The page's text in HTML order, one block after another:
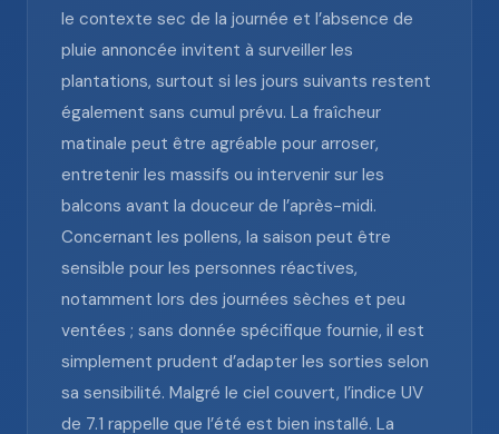
le contexte sec de la journée et l’absence de
pluie annoncée invitent à surveiller les
plantations, surtout si les jours suivants restent
également sans cumul prévu. La fraîcheur
matinale peut être agréable pour arroser,
entretenir les massifs ou intervenir sur les
balcons avant la douceur de l’après-midi.
Concernant les pollens, la saison peut être
sensible pour les personnes réactives,
notamment lors des journées sèches et peu
ventées ; sans donnée spécifique fournie, il est
simplement prudent d’adapter les sorties selon
sa sensibilité. Malgré le ciel couvert, l’indice UV
de 7.1 rappelle que l’été est bien installé. La